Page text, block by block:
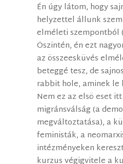
Én úgy látom, hogy
helyzettel állunk
elméleti szempontból
Öszintén, én ezt
az összeesküvés
beteggé tesz, de
rabbit hole, aminek le
Nem ez az elsö eset
migránsválság (a
megváltoztatása), a
feministák, a
intézményeken